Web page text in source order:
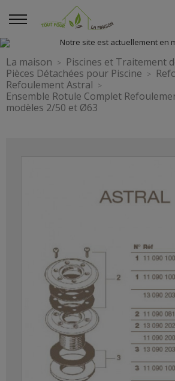
La maison Piscines et Traitement
Pièces Détachées pour Piscine
Refoulement Astral
Ensemble Rotule Complet
modèles 2/50 et Ø63